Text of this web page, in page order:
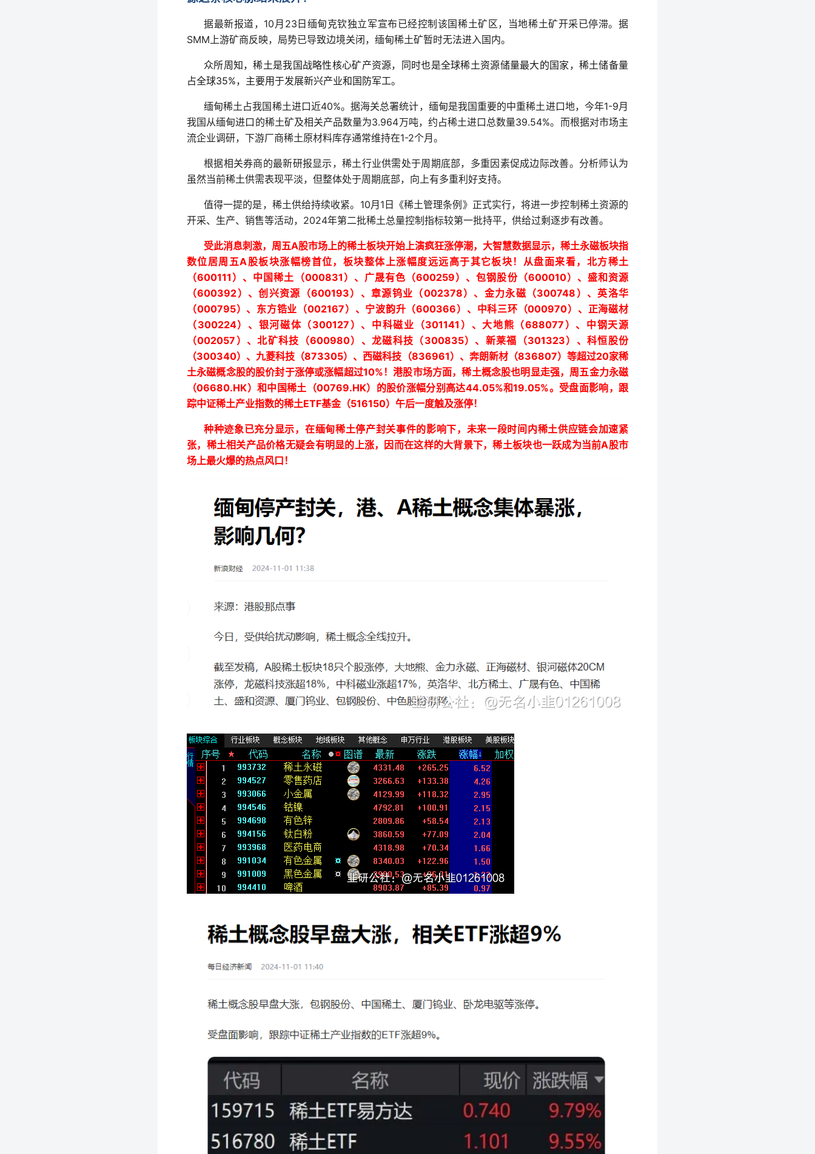
据最新报道， 10 月 23 日缅甸克钦独立军宣布已经控制该国稀土矿区，当地稀土矿开采已停滞。据
SMM 上游矿商反映，局势已导致边境关闭，缅甸稀土矿暂时无法进入国内。
众所周知，稀土是我国战略性核心矿产资源，同时也是全球稀土资源储量最大的国家，稀土储备量
占全球35%，主要用于发展新兴产业和国防军工。
缅甸稀土占我国稀土进口近40%。据海关总署统计，缅甸是我国重要的中重稀土进口地，今年1-9月
我国从缅甸进口的稀土矿及相关产品数量为3.964万吨，约占稀土进口总数量39.54%。而根据对市场主
流企业调研，下游厂商稀土原材料库存通常维持在1-2个月。
根据相关券商的最新研报显示，稀土行业供需处于周期底部，多重因素促成边际改善。分析师认为
虽然当前稀土供需表现平淡，但整体处于周期底部，向上有多重利好支持。
值得一提的是，稀土供给持续收紧。 10月 1 日《稀土管理条例》正式实行，将进一步控制稀土资源的
开采、生产、销售等活动， 2024年第二批稀土总量控制指标较第一批持平，供给过剩逐步有改善。
受此消息刺激，周五A股市场上的稀土板块开始上演疯狂涨停潮，大智慧数据显示，稀土永磁板块指
数位居周五A股板块涨幅榜首位，板块整体上涨幅度远远高于其它板块！从盘面来看，北方稀土
（600111 ）、中国稀土（000831 ）、广晟有色（600259）、包钢股份（600010）、盛和资源
（600392）、创兴资源（600193）、章源钨业（002378）、金力永磁（300748 ）、英洛华
（000795）、东方锆业（002167）、宁波韵升（600366）、中科三环（000970）、正海磁材
（ 300224）、银河磁体（ 300127 ）、中科磁业（301141 ）、大地熊（688077 ）、中钢天源
（002057 ）、北矿科技（600980）、龙磁科技（ 300835）、新莱福（301323）、科恒股份
（300340）、九菱科技（873305）、西磁科技（836961）、奔朗新材（836807）等超过20家稀
土永磁概念股的股价封于涨停或涨幅超过10% ！港股市场方面，稀土概念股也明显走强，周五金力永磁
（06680.HK）和中国稀土 （00769.HK）的股价涨幅分别高达44.05%和19.05%。受盘面影响，跟
踪中证稀土产业指数的稀土ETF基金（516150）午后一度触及涨停！
种种迹象已充分显示，在缅甸稀土停产封关事件的影响下，未来一段时间内稀土供应链会加速紧
张，稀土相关产品价格无疑会有明显的上涨，因而在这样的大背景下，稀土板块也一跃成为当前A股市
场上最火爆的热点风口！